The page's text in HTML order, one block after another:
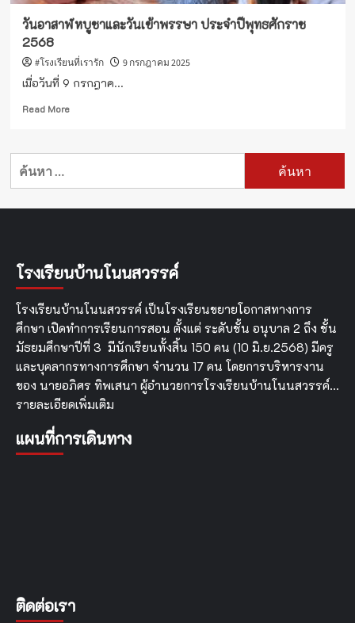
และ
พัสดุ
รัฐ
ปีงบประมาณ
พ.ศ.
ที่
วันอาสาฬหบูชาและวันเข้าพรรษา ประจำปีพุทธศักราช
2568
#โรงเรียนที่เรารัก 9 กรกฎาคม 2025
เมื่อวันที่ 9 กรกฎาค...
Read MoreRead
วัน
เข้า
พุทธศักราช
ค้นหา
โรงเรียนบ้านโนนสวรรค์
โรงเรียนบ้านโนนสวรรค์ เป็นโรงเรียนขยายโอกาสทางการ
ศึกษา เปิดทำการเรียนการสอน ตั้งแต่ ระดับชั้น อนุบาล 2 ถึง ชั้น
มัธยมศึกษาปีที่ 3 มีนักเรียนทั้งสิ้น 150 คน (10 มิ.ย.2568) มีครู
และบุคลากรทางการศึกษา จำนวน 17 คน โดยการบริหารงาน
ของ นายอภิศร ทิพเสนา ผู้อำนวยการโรงเรียนบ้านโนนสวรรค์…
รายละเอียดเพิ่มเติม
แผนที่การเดินทาง
ติดต่อเรา